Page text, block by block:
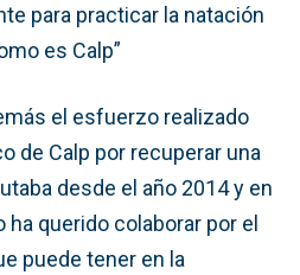
para practicar la natación
es Calp”
el esfuerzo realizado
de Calp por recuperar una
desde el año 2014 y en
ha querido colaborar por el
puede tener en la